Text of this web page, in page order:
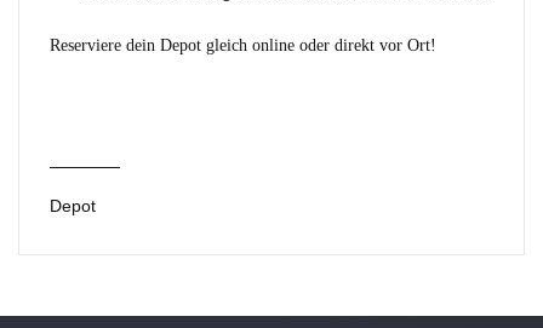
Reserviere dein Depot gleich online oder direkt vor Ort!
Depot